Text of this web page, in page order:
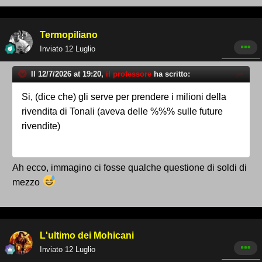
Termopiliano
Inviato 12 Luglio
Il 12/7/2026 at 19:20, il professore ha scritto:
Si, (dice che) gli serve per prendere i milioni della
rivendita di Tonali (aveva delle %%% sulle future
rivendite)
Ah ecco, immagino ci fosse qualche questione di soldi di
mezzo
L'ultimo dei Mohicani
Inviato 12 Luglio